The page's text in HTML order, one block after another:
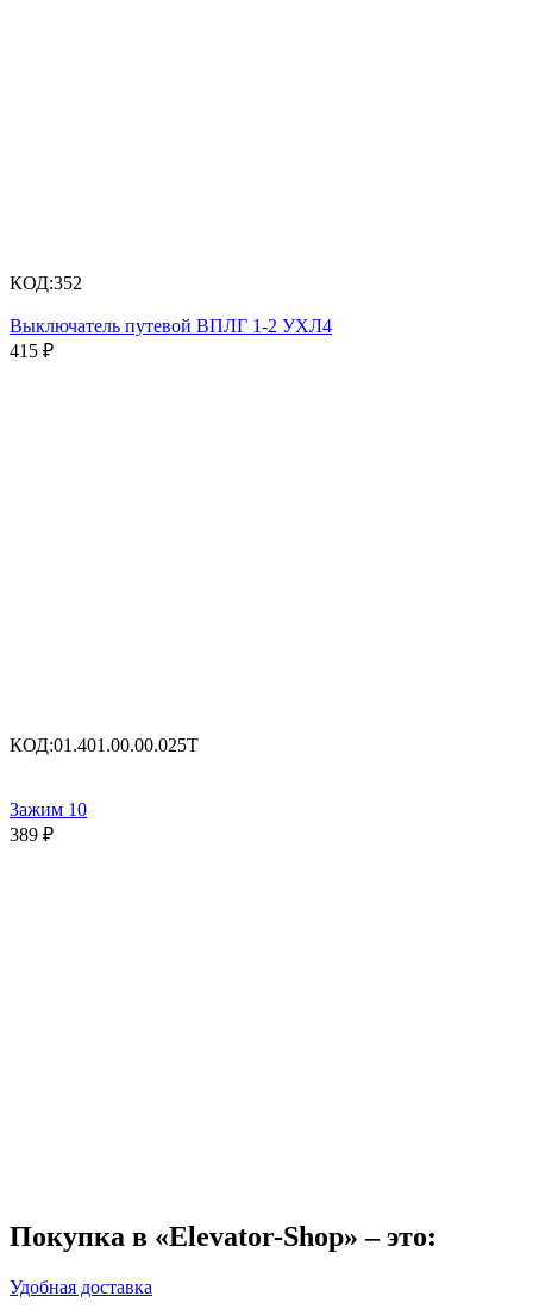
КОД:352
Выключатель путевой ВПЛГ 1-2 УХЛ4
415 ₽
КОД:01.401.00.00.025Т
Зажим 10
389 ₽
Покупка в «Elevator-Shop» – это:
Удобная доставка